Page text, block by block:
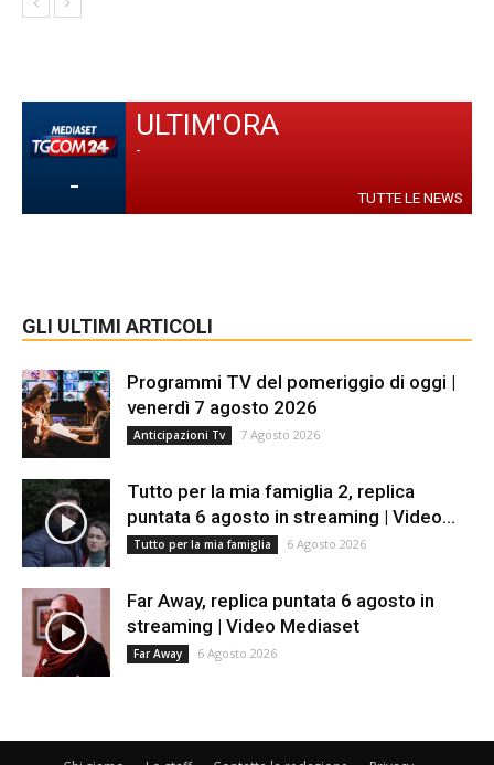
-
ULTIM'ORA
-
TUTTE LE NEWS
GLI ULTIMI ARTICOLI
Programmi TV del pomeriggio di oggi |
venerdì 7 agosto 2026
Anticipazioni Tv 7 Agosto 2026
Tutto per la mia famiglia 2, replica
puntata 6 agosto in streaming | Video...
Tutto per la mia famiglia 6 Agosto 2026
Far Away, replica puntata 6 agosto in
streaming | Video Mediaset
Far Away 6 Agosto 2026